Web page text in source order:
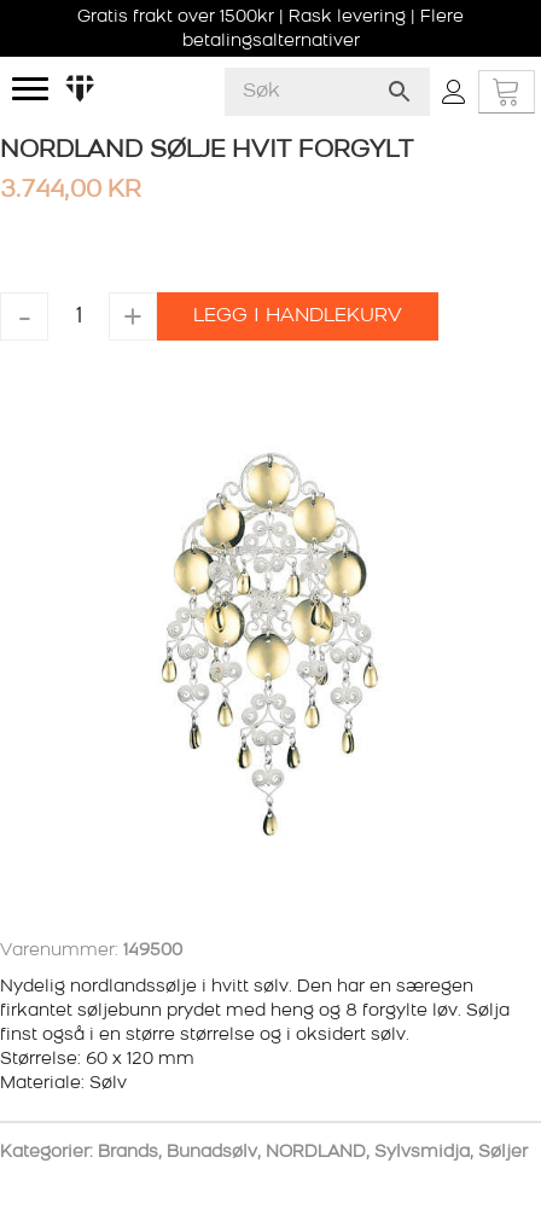
Gratis frakt over 1500kr | Rask levering | Flere
betalingsalternativer
NORDLAND SØLJE HVIT FORGYLT
3.744,00 KR
-
NORDLAND
SØLJE
+ LEGG I HANDLEKURV
Varenummer: 149500
Nydelig nordlandssølje i hvitt sølv. Den har en særegen
firkantet søljebunn prydet med heng og 8 forgylte løv. Sølja
finst også i en større størrelse og i oksidert sølv.
Størrelse: 60 x 120 mm
Materiale: Sølv
Kategorier: Brands, Bunadsølv, NORDLAND, Sylvsmidja, Søljer